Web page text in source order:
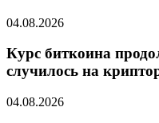
04.08.2026
Курс биткоина
случилось на
04.08.2026